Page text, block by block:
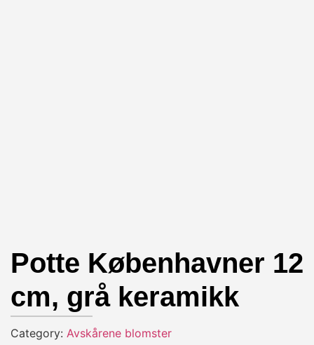
Potte Københavner 12
cm, grå keramikk
Category: Avskårene blomster